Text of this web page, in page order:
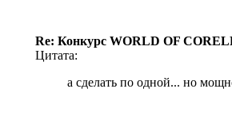
Re: Конкурс WORLD OF
Цитата:
а сделать по одной... но